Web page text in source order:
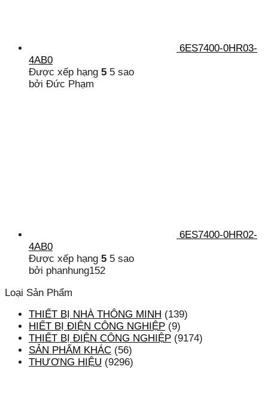
6ES7400-0HR03-
4AB0
Được xếp hạng 5 5 sao
bởi Đức Phạm
6ES7400-0HR02-
4AB0
Được xếp hạng 5 5 sao
bởi phanhung152
Loại Sản Phẩm
THIẾT BỊ NHÀ THÔNG MINH (139)
HIẾT BỊ ĐIỆN CÔNG NGHIỆP (9)
THIẾT BỊ ĐIỆN CÔNG NGHIỆP (9174)
SẢN PHẨM KHÁC (56)
THƯƠNG HIỆU (9296)